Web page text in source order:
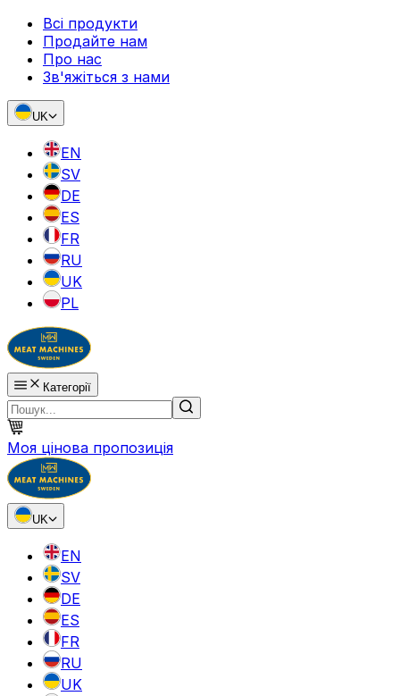
Всі продукти
Продайте нам
Про нас
Зв'яжіться з нами
UK
EN
SV
DE
ES
FR
RU
UK
PL
Категорії
Моя цінова пропозиція
UK
EN
SV
DE
ES
FR
RU
UK